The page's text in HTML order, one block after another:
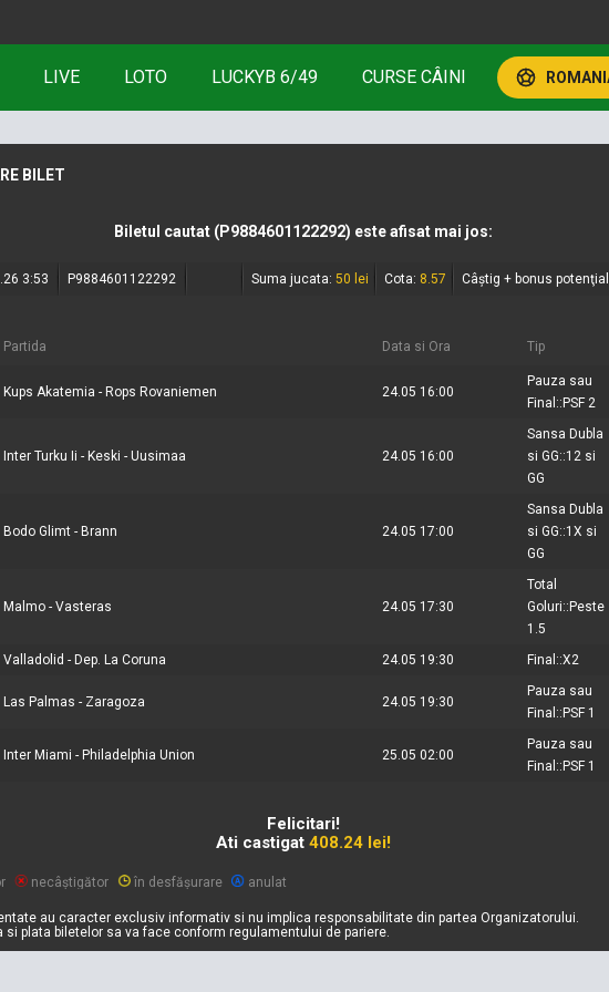
LIVE LOTO LUCKYB 6/49 CURSE CÂINI
BILET
Biletul cautat (P9884601122292) este afisat mai jos:
3:53 P9884601122292 Câștig + bonus
Cota: 8.57
Suma jucata: 50 lei
Partida Data si Ora Tip
Kups Akatemia - Rops Rovaniemen 24.05 16:00
Pauza sau
Final::PSF 2
Inter Turku Ii - Keski - Uusimaa 24.05 16:00
Sansa Dubla
si GG::12 si
GG
Bodo Glimt - Brann 24.05 17:00
Sansa Dubla
si GG::1X si
GG
Malmo - Vasteras 24.05 17:30
Total
Goluri::Peste
1.5
Valladolid - Dep. La Coruna 24.05 19:30 Final::X2
Las Palmas - Zaragoza 24.05 19:30
Pauza sau
Final::PSF 1
Inter Miami - Philadelphia Union 25.05 02:00
Pauza sau
Final::PSF 1
Felicitari!
Ati castigat 408.24 lei!
necâștigător în desfășurare anulat
au caracter exclusiv informativ si nu implica responsabilitate din partea Organizatorului.
si plata biletelor sa va face conform regulamentului de pariere.